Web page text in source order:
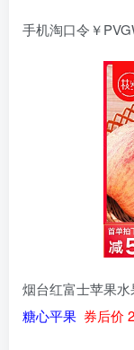
手机淘口令￥
烟台红富士苹果
糖心平果 券后价